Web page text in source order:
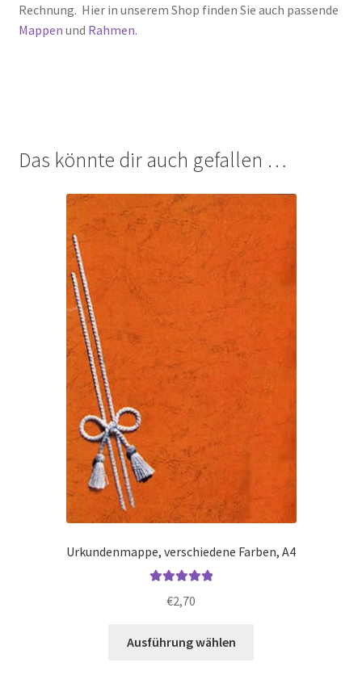
Rechnung. Hier in unserem Shop finden Sie auch passende
Mappen und Rahmen.
Das könnte dir auch gefallen …
Urkundenmappe, verschiedene Farben, A4
von 5
€2,70
Ausführung wählen